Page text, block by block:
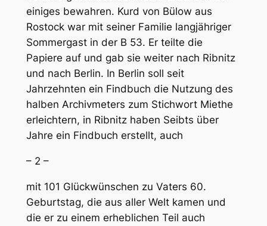
einiges bewahren. Kurd von Bülow aus
Rostock war mit seiner Familie langjähriger
Sommergast in der B 53. Er teilte die
Papiere auf und gab sie weiter nach Ribnitz
und nach Berlin. In Berlin soll seit
Jahrzehnten ein Findbuch die Nutzung des
halben Archivmeters zum Stichwort Miethe
erleichtern, in Ribnitz haben Seibts über
Jahre ein Findbuch erstellt, auch
– 2 –
mit 101 Glückwünschen zu Vaters 60.
Geburtstag, die aus aller Welt kamen und
die er zu einem erheblichen Teil auch